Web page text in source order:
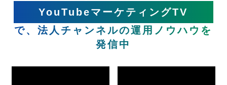
YouTubeマーケティングTV
で、法人チャンネルの運用ノウハウを
発信中